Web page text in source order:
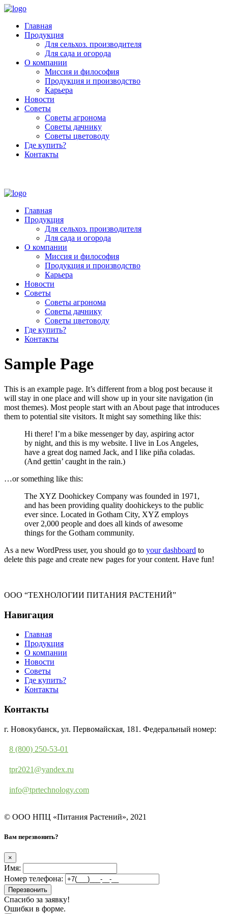
Главная
Продукция
Для сельхоз. производителя
Для сада и огорода
О компании
Миссия и философия
Продукция и производство
Карьера
Новости
Советы
Советы агронома
Советы дачнику
Советы цветоводу
Где купить?
Контакты
Главная
Продукция
Для сельхоз. производителя
Для сада и огорода
О компании
Миссия и философия
Продукция и производство
Карьера
Новости
Советы
Советы агронома
Советы дачнику
Советы цветоводу
Где купить?
Контакты
Sample Page
This is an example page. It’s different from a blog post because it
will stay in one place and will show up in your site navigation (in
most themes). Most people start with an About page that introduces
them to potential site visitors. It might say something like this:
Hi there! I’m a bike messenger by day, aspiring actor
by night, and this is my website. I live in Los Angeles,
have a great dog named Jack, and I like piña coladas.
(And gettin’ caught in the rain.)
…or something like this:
The XYZ Doohickey Company was founded in 1971,
and has been providing quality doohickeys to the public
ever since. Located in Gotham City, XYZ employs
over 2,000 people and does all kinds of awesome
things for the Gotham community.
As a new WordPress user, you should go to your dashboard to
delete this page and create new pages for your content. Have fun!
ООО “ТЕХНОЛОГИИ ПИТАНИЯ РАСТЕНИЙ”
Навигация
Главная
Продукция
О компании
Новости
Советы
Где купить?
Контакты
Контакты
г. Новокубанск, ул. Первомайская, 181. Федеральный номер:
8 (800) 250-53-01
tpr2021@yandex.ru
info@tprtechnology.com
© ООО НПЦ «Питания Растений», 2021
Вам перезвонить?
×
Имя:
Номер телефона:
Перезвонить
Спасибо за заявку!
Ошибки в форме.